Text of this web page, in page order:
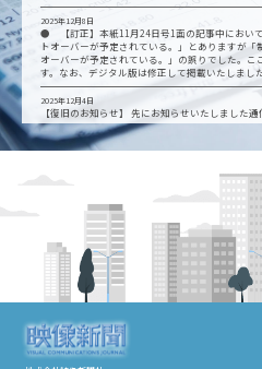
2025年12月8日
● 【訂正】本紙11月24日号1面の記事中におい
トオーバーが予定されている。」とありますが「
オーバーが予定されている。」の誤りでした。こ
す。なお、デジタル版は修正して掲載いたしました
2025年12月4日
【復旧のお知らせ】 先にお知らせいたしました通
12月2日（火）夕刻から12月4日（木）11:50の間
恐れ入りますが、再送をお願いいたします。 ご迷
ませんでした。
【お知らせ】現在、通信障害により、当社の電話
態です。ご用件は、ホームページお問い合わせ
5日(金)予定しております。ご不便をおかけして、
2025年10月20日
【定期ご購読者用】大阪・関西万博レポートの
購読者はログインしてご覧になれます（ページ数
2025年9月15日
日を発行日とし、22日の発行はありません。次号
2025年6月16日
●発行日のお知らせ 映像新聞は月4回発行のため